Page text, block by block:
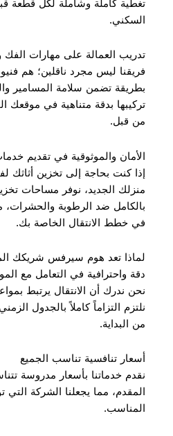
تغطية كاملة وشاملة لكل قطعة
السكني.
تدريب العمالة على مهارات الفك
فريقنا ليس مجرد ناقلين؛ هم
بطريقة تضمن سلامة المسامير
تركيبها بدقة متناهية في موقعك
من قبل.
الأمان والموثوقية في تقديم
إذا كنت بحاجة إلى تخزين أثاثك
منزلك الجديد، نوفر مساحات
بالكامل ضد الرطوبة والحشرات،
في خطط الانتقال الخاصة بك.
لماذا تعد هوم سيرفس شريكك
دقة واحترافية في التعامل مع
نحن ندرك أن الانتقال يرتبط
نلتزم التزاماً كاملاً بالجدول
من البداية.
أسعار تنافسية تناسب الجميع
نقدم خدماتنا بأسعار مدروسة
المقدم، مما يجعلنا الشركة التي
المناسب.